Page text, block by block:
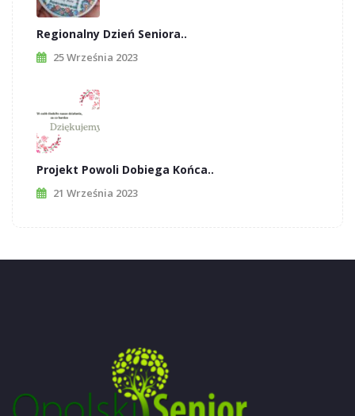
Regionalny Dzień Seniora..
25 Września 2023
Projekt Powoli Dobiega Końca..
21 Września 2023